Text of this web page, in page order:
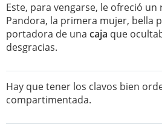
Este, para vengarse, le ofreció
Pandora, la primera mujer, bella
portadora de una caja que
desgracias.
Hay que tener los clavos bien
compartimentada.